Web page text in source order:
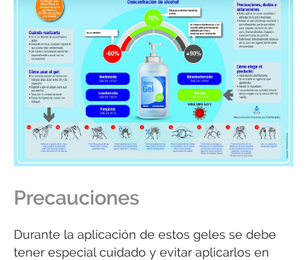
Precauciones
Durante la aplicación de estos geles se debe
tener especial cuidado y evitar aplicarlos en